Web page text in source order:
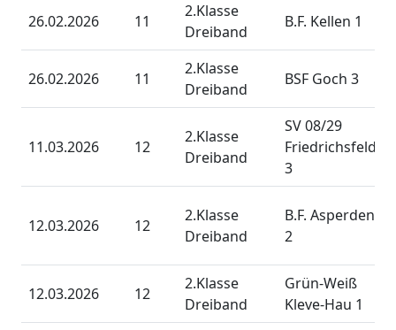
26.02.2026 11
2.Klasse
Dreiband
B.F. Kellen 1
26.02.2026 11
2.Klasse
Dreiband
BSF Goch 3
11.03.2026 12
2.Klasse
Dreiband
SV 08/29
Friedrichsfeld
3
12.03.2026 12
2.Klasse
Dreiband
B.F. Asperden
2
12.03.2026 12
2.Klasse
Dreiband
Grün-Weiß
Kleve-Hau 1